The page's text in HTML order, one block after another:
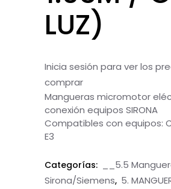
LUZ)
Inicia sesión para ver los
comprar
Mangueras micromotor
conexión equipos SIRONA
Compatibles con equipos:
E3
Categorías:
__5.5
Sirona/Siemens, 5.